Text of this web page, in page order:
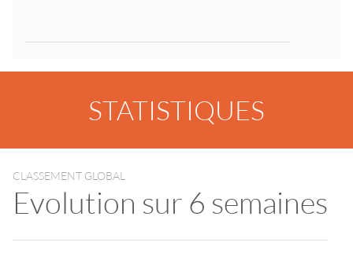
STATISTIQUES
CLASSEMENT GLOBAL
Evolution sur 6 semaines